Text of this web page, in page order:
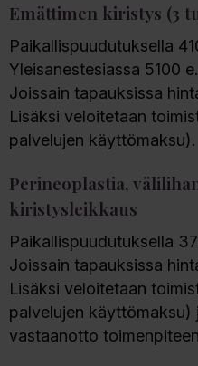
Emättimen kiristys (3
Paikallispuudutuksella
Yleisanestesiassa 5100 e.
Joissain tapauksissa
Lisäksi veloitetaan
palvelujen käyttömaksu).
Perineoplastia,
kiristysleikkaus
Paikallispuudutuksella
Joissain tapauksissa
Lisäksi veloitetaan
palvelujen käyttömaksu)
vastaanotto